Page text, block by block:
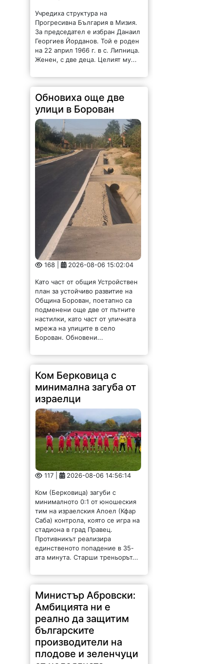
Учредиха структура на
Прогресивна България в Мизия.
За председател е избран Данаил
Георгиев Йорданов. Той е роден
на 22 април 1966 г. в с. Липница.
Женен, с две деца. Целият му...
Обновиха още две
улици в Борован
168 | 2026-08-06 15:02:04
Като част от общия Устройствен
план за устойчиво развитие на
Община Борован, поетапно са
подменени още две от пътните
настилки, като част от уличната
мрежа на улиците в село
Борован. Обновени...
Ком Берковица с
минимална загуба от
израелци
117 | 2026-08-06 14:56:14
Ком (Берковица) загуби с
минималното 0:1 от юношеския
тим на израелския Апоел (Кфар
Саба) контрола, която се игра на
стадиона в град Правец.
Противникът реализира
единственото попадение в 35-
ата минута. Старши треньорът...
Министър Абровски:
Амбицията ни е
реално да защитим
българските
производители на
плодове и зеленчуци